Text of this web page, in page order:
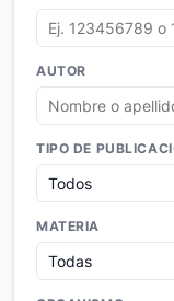
AUTOR
TIPO DE
MATERIA